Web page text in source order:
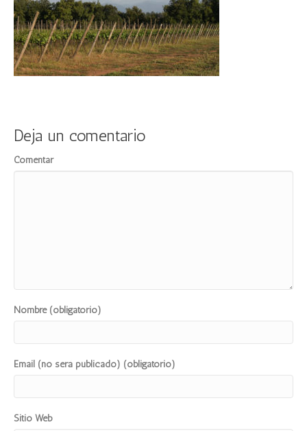
Deja un comentario
Comentar
Nombre (obligatorio)
Email (no será publicado) (obligatorio)
Sitio Web